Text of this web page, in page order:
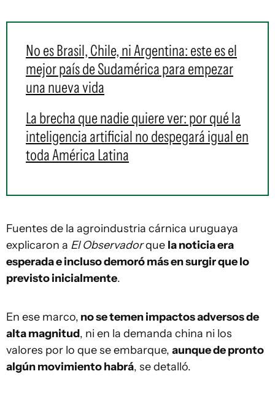
No es Brasil, Chile, ni Argentina: este es el
mejor país de Sudamérica para empezar
una nueva vida
La brecha que nadie quiere ver: por qué la
inteligencia artificial no despegará igual en
toda América Latina
Fuentes de la agroindustria cárnica uruguaya
explicaron a El Observadorque la noticia era
esperada e incluso demoró más en surgir que lo
previsto inicialmente.
En ese marco, no se temen impactos adversos de
alta magnitud, ni en la demanda china ni los
valores por lo que se embarque, aunque de pronto
algún movimiento habrá, se detalló.